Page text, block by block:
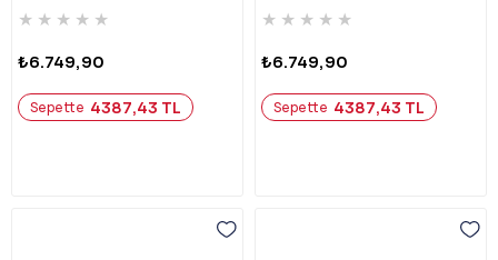
★ ★ ★ ★ ★
₺6.749,90
Sepette 4387,43 TL
★ ★ ★ ★ ★
₺6.749,90
Sepette 4387,43 TL